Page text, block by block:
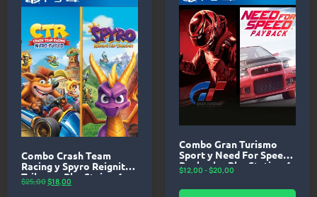
Combo Crash Team
Racing y Spyro Reignited
Trilogy – PlayStaion 4
$25,00$18,00
Combo Gran Turismo
Sport y Need For Speed
Payback – PlayStation 4
$12,00 -$20,00